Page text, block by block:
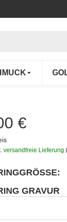
€
versandfreie Lieferung
GRAVUR